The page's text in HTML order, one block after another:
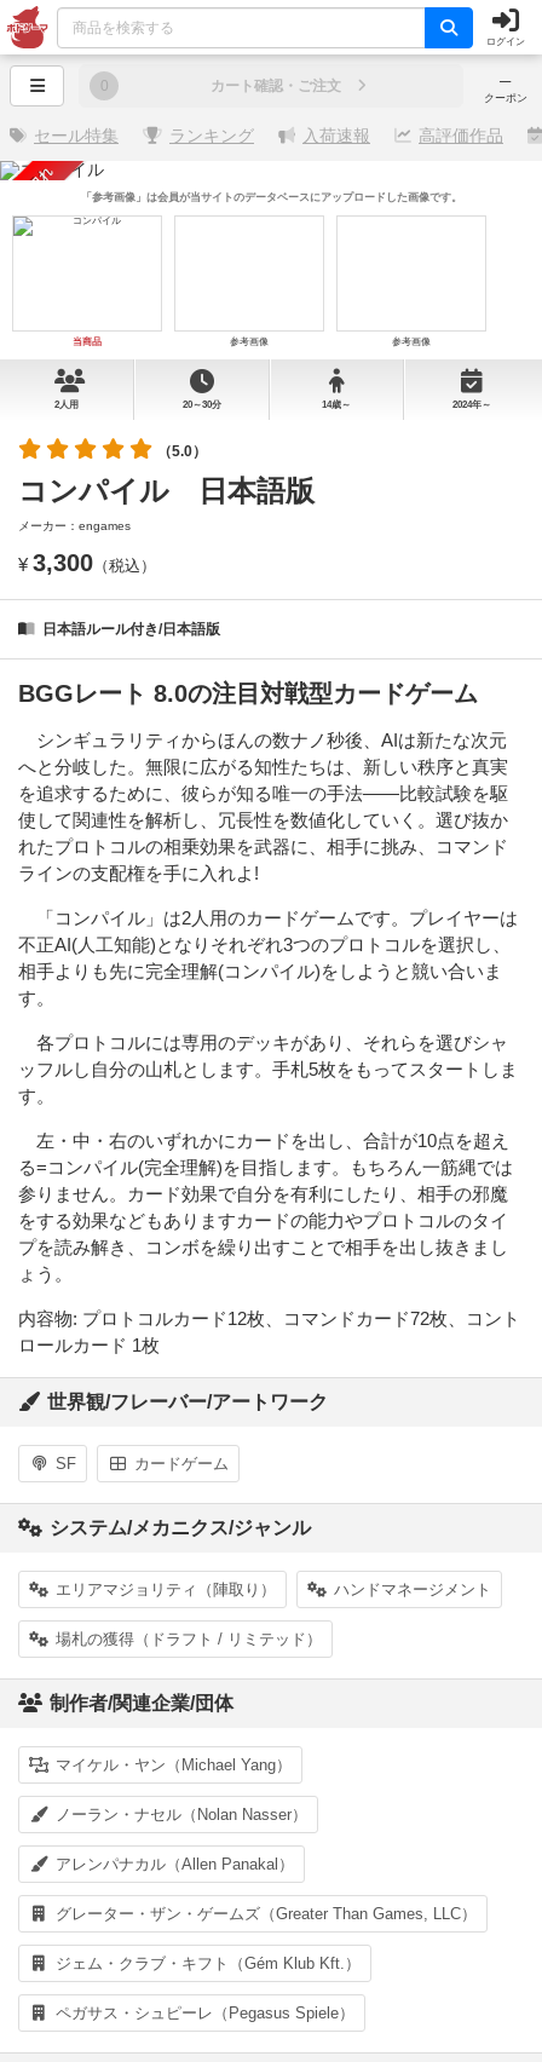
ログイン
─
クーポン
0 カート確認・ご注文
セール特集 ランキング 入荷速報 高評価作品
売り切れ
当商品 参考画像 参考画像
「参考画像」は会員が当サイトのデータベースにアップロードした画像です。
2人用 20～30分 14歳～ 2024年～
（5.0）
コンパイル 日本語版
メーカー：engames
¥ 3,300 （税込）
日本語ルール付き/日本語版
BGGレート 8.0の注目対戦型カードゲーム
シンギュラリティからほんの数ナノ秒後、AIは新たな次元
へと分岐した。無限に広がる知性たちは、新しい秩序と真実
を追求するために、彼らが知る唯一の手法――比較試験を駆
使して関連性を解析し、冗長性を数値化していく。選び抜か
れたプロトコルの相乗効果を武器に、相手に挑み、コマンド
ラインの支配権を手に入れよ!
「コンパイル」は2人用のカードゲームです。プレイヤーは
不正AI(人工知能)となりそれぞれ3つのプロトコルを選択し、
相手よりも先に完全理解(コンパイル)をしようと競い合いま
す。
各プロトコルには専用のデッキがあり、それらを選びシャ
ッフルし自分の山札とします。手札5枚をもってスタートしま
す。
左・中・右のいずれかにカードを出し、合計が10点を超え
る=コンパイル(完全理解)を目指します。もちろん一筋縄では
参りません。カード効果で自分を有利にしたり、相手の邪魔
をする効果などもありますカードの能力やプロトコルのタイ
プを読み解き、コンボを繰り出すことで相手を出し抜きまし
ょう。
内容物: プロトコルカード12枚、コマンドカード72枚、コント
ロールカード 1枚
世界観/フレーバー/アートワーク
SF カードゲーム
システム/メカニクス/ジャンル
エリアマジョリティ（陣取り） ハンドマネージメント
場札の獲得（ドラフト / リミテッド）
制作者/関連企業/団体
マイケル・ヤン（Michael Yang）
ノーラン・ナセル（Nolan Nasser）
アレンパナカル（Allen Panakal）
グレーター・ザン・ゲームズ（Greater Than Games, LLC）
ジェム・クラブ・キフト（Gém Klub Kft.）
ペガサス・シュピーレ（Pegasus Spiele）